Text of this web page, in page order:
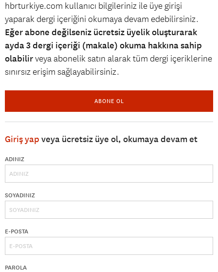
hbrturkiye.com kullanıcı bilgileriniz ile üye girişi
yaparak dergi içeriğini okumaya devam edebilirsiniz.
Eğer abone değilseniz ücretsiz üyelik oluşturarak
ayda 3 dergi içeriği (makale) okuma hakkına sahip
olabilirveya abonelik satın alarak tüm dergi içeriklerine
sınırsız erişim sağlayabilirsiniz.
ABONE OL
Giriş yap veya ücretsiz üye ol, okumaya devam et
ADINIZ
SOYADINIZ
E-POSTA
PAROLA